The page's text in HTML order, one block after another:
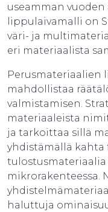
useamman vuoden
lippulaivamalli on
väri- ja
eri materiaalista
Perusmateriaalien
mahdollistaa
valmistamisen.
materiaaleista
ja tarkoittaa sillä
yhdistämällä kahta
tulostusmateriaalia
mikrorakenteessa.
haluttuja